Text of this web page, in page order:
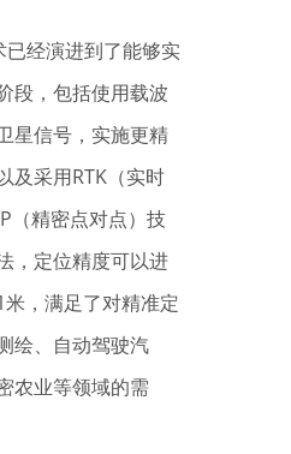
已经演进到了能够实
段，包括使用载波
星信号，实施更精
及采用RTK（实时
（精密点对点）技
，定位精度可以进
，满足了对精准定
绘、自动驾驶汽
农业等领域的需